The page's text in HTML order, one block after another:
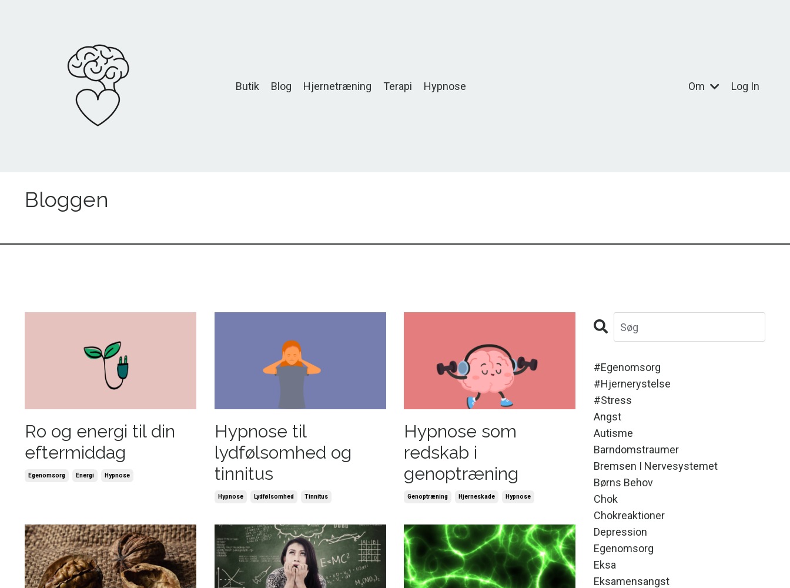
Butik Blog Hjernetræning Terapi Hypnose Om Log In
Bloggen
Ro og energi til din
eftermiddag
Egenomsorg Energi Hypnose
Hypnose til
lydfølsomhed og
tinnitus
Hypnose Lydfølsomhed Tinnitus
Hypnose som
redskab i
genoptræning
Genoptræning Hjerneskade Hypnose
#egenomsorg
#hjernerystelse
#stress
Angst
Autisme
Barndomstraumer
Bremsen I Nervesystemet
Børns Behov
Chok
Chokreaktioner
Depression
Egenomsorg
Eksa
Eksamensangst